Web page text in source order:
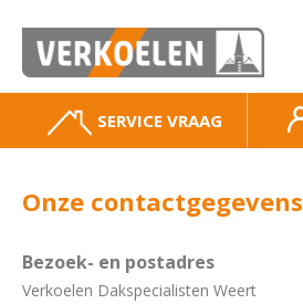
SERVICE VRAAG
Onze contactgegevens
Bezoek- en postadres
Verkoelen Dakspecialisten Weert